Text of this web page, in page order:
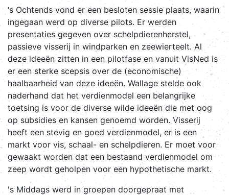
‘s Ochtends vond er een besloten sessie plaats, waarin
ingegaan werd op diverse pilots. Er werden
presentaties gegeven over schelpdierenherstel,
passieve visserij in windparken en zeewierteelt. Al
deze ideeën zitten in een pilotfase en vanuit VisNed is
er een sterke scepsis over de (economische)
haalbaarheid van deze ideeën. Wallage stelde ook
naderhand dat het verdienmodel een belangrijke
toetsing is voor de diverse wilde ideeën die met oog
op subsidies en kansen genoemd worden. Visserij
heeft een stevig en goed verdienmodel, er is een
markt voor vis, schaal- en schelpdieren. Er moet voor
gewaakt worden dat een bestaand verdienmodel om
zeep wordt geholpen voor een hypothetische markt.
's Middags werd in groepen doorgepraat met